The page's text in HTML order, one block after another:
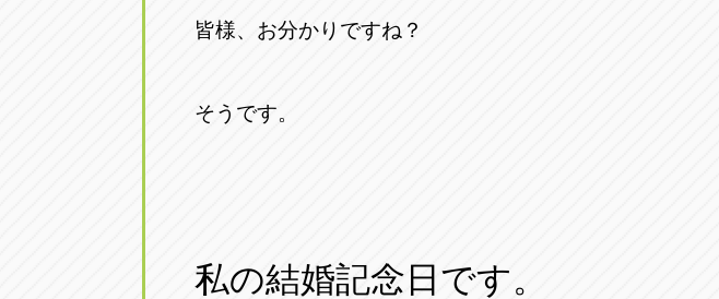
皆様、お分かりですね？
そうです。
私の結婚記念日です。